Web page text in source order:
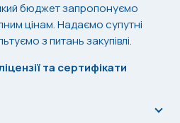
бюджет запропонуємо
цінам. Надаємо супутні
з питань закупівлі.
та сертифікати